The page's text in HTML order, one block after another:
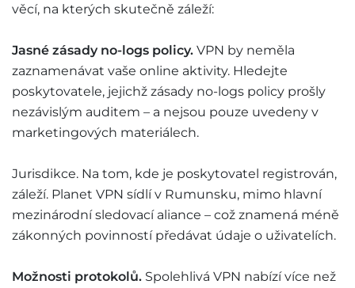
věcí, na kterých skutečně záleží:
Jasné zásady no-logs policy. VPN by neměla
zaznamenávat vaše online aktivity. Hledejte
poskytovatele, jejichž zásady no-logs policy prošly
nezávislým auditem – a nejsou pouze uvedeny v
marketingových materiálech.
Jurisdikce. Na tom, kde je poskytovatel registrován,
záleží. Planet VPN sídlí v Rumunsku, mimo hlavní
mezinárodní sledovací aliance – což znamená méně
zákonných povinností předávat údaje o uživatelích.
Možnosti protokolů. Spolehlivá VPN nabízí více než